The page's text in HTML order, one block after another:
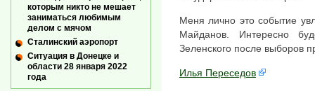
Меня лично это событие
Майданов. Интересно
Зеленского после выборов
Илья Переседов
которым никто не мешает
заниматься любимым
делом с мячом
Сталинский аэропорт
Ситуация в Донецке и
области 28 января 2022
года